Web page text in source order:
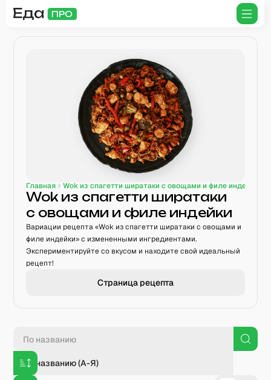
Главная Wok из спагетти ширатаки с овощами и филе индейки
Wok из спагетти ширатаки
с овощами и филе индейки
Вариации рецепта «Wok из спагетти ширатаки с овощами и
филе индейки» с измененными ингредиентами.
Экспериментируйте со вкусом и находите свой идеальный
рецепт!
Страница рецепта
По названию (А-Я)